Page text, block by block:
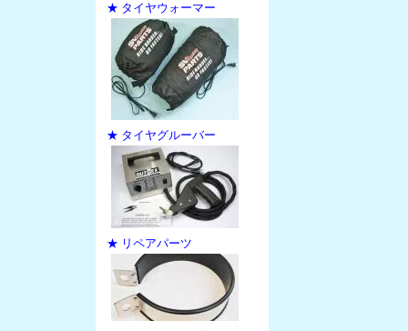
★ タイヤウォーマー
★ タイヤグルーバー
★ リペアパーツ